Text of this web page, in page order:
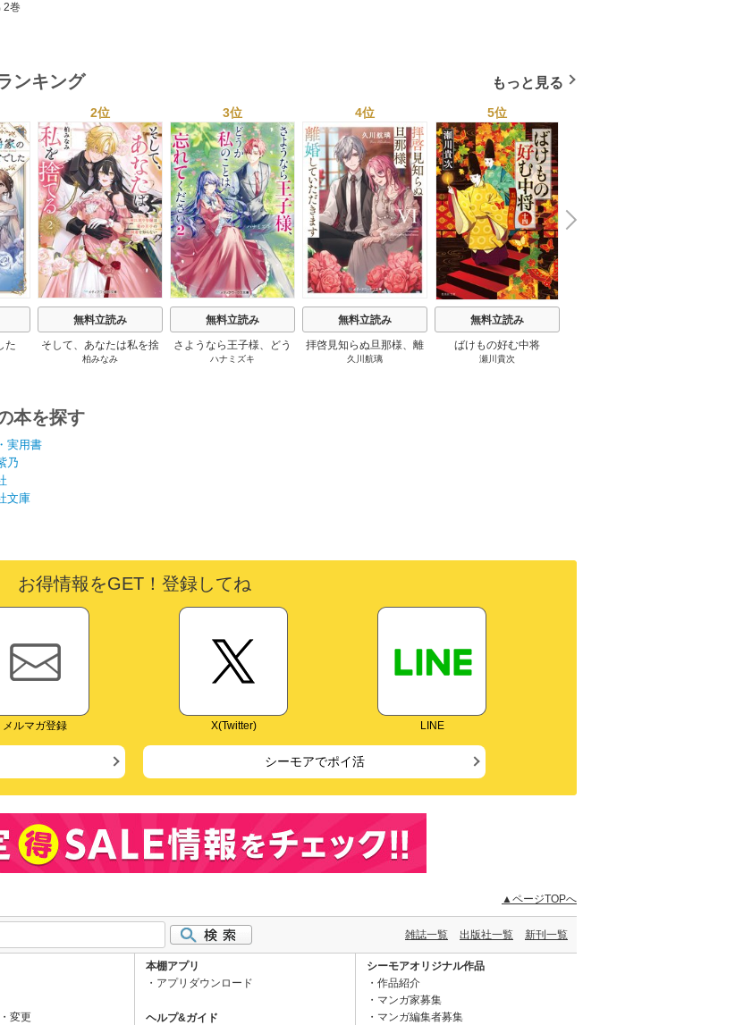
2巻
ンキング もっと見る
た
2位
無料立読み
そして、あなたは私を捨
てる
柏みなみ
3位
無料立読み
さようなら王子様、どう
か私のことは忘れてくだ
ハナミズキ
4位
無料立読み
拝啓見知らぬ旦那様、離
婚していただきます
久川航璃
5位
無料立読み
ばけもの好む中将
瀬川貴次
N
e
x
t
本を探す
実用書
乃
文庫
お得情報をGET！登録してね
メルマガ登録 X(Twitter) LINE
シーモアでポイ活
▲ページTOPへ
雑誌一覧 出版社一覧 新刊一覧
変更
本棚アプリ
アプリダウンロード
ヘルプ&ガイド
シーモアオリジナル作品
作品紹介
マンガ家募集
マンガ編集者募集